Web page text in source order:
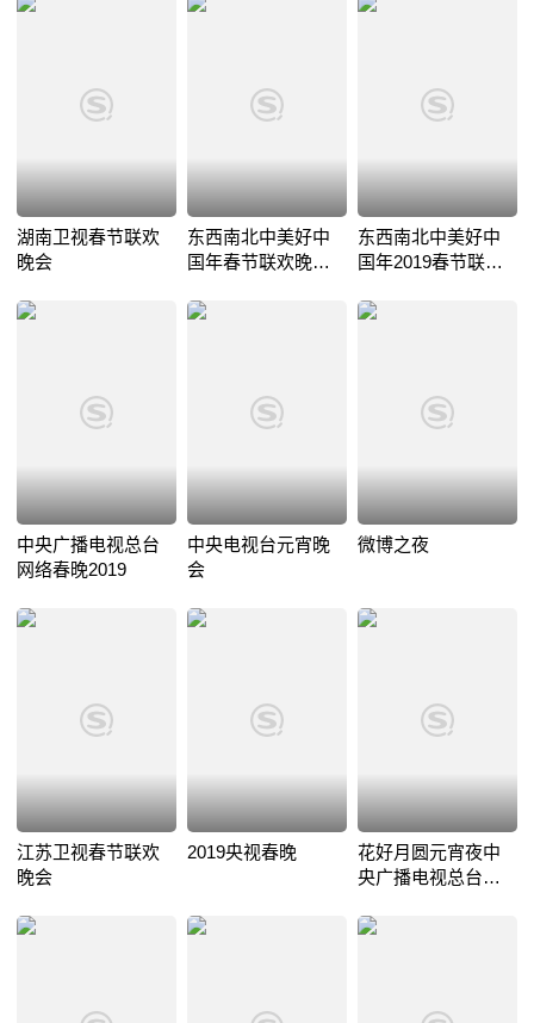
湖南卫视春节联欢
晚会
东西南北中美好中
国年春节联欢晚会
东西南北中美好中
国年2019春节联欢
中央广播电视总台
网络春晚2019
中央电视台元宵晚
会
微博之夜
江苏卫视春节联欢
晚会
2019央视春晚
花好月圆元宵夜中
央广播电视总台元